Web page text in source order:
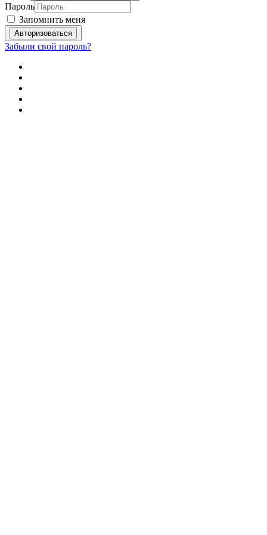
Пароль
Запомнить меня
Забыли свой пароль?